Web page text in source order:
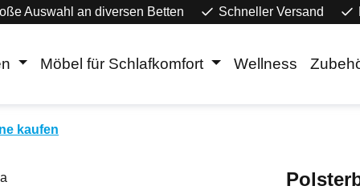
Auswahl an diversen Betten Schneller Versand
Möbel für Schlafkomfort Wellness
kaufen